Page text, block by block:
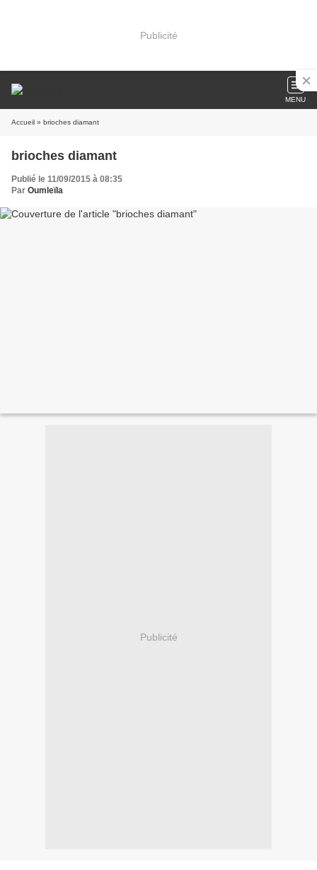
Publicité
MENU
Accueil » brioches diamant
brioches diamant
Publié le 11/09/2015 à 08:35
Par Oumleïla
Publicité